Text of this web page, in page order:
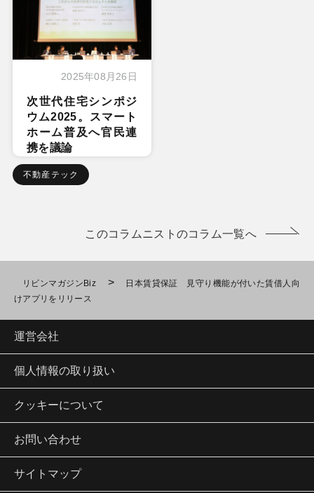
2025年08月26日
次世代住宅シンポジ
ウム2025。スマート
ホーム普及へ官民連
携を議論
不動産テック
このコラムニストのコラム一覧へ
リビンマガジンBiz >
日本賃貸保証 見守り機能が付いた賃借人向
けアプリをリリース
運営会社
個人情報の取り扱い
クッキーについて
お問い合わせ
サイトマップ